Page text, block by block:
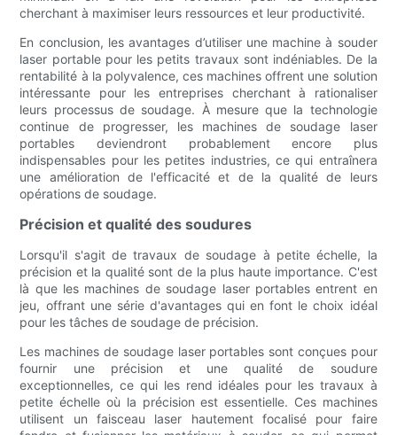
cherchant à maximiser leurs ressources et leur productivité.
En conclusion, les avantages d’utiliser une machine à souder
laser portable pour les petits travaux sont indéniables. De la
rentabilité à la polyvalence, ces machines offrent une solution
intéressante pour les entreprises cherchant à rationaliser
leurs processus de soudage. À mesure que la technologie
continue de progresser, les machines de soudage laser
portables deviendront probablement encore plus
indispensables pour les petites industries, ce qui entraînera
une amélioration de l'efficacité et de la qualité de leurs
opérations de soudage.
Précision et qualité des soudures
Lorsqu'il s'agit de travaux de soudage à petite échelle, la
précision et la qualité sont de la plus haute importance. C'est
là que les machines de soudage laser portables entrent en
jeu, offrant une série d'avantages qui en font le choix idéal
pour les tâches de soudage de précision.
Les machines de soudage laser portables sont conçues pour
fournir une précision et une qualité de soudure
exceptionnelles, ce qui les rend idéales pour les travaux à
petite échelle où la précision est essentielle. Ces machines
utilisent un faisceau laser hautement focalisé pour faire